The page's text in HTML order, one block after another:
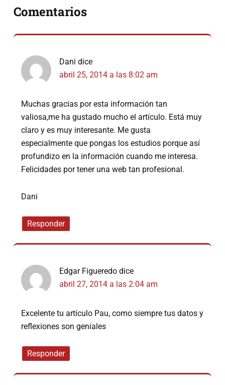
Interacciones
con
lectores
Comentarios
Dani dice
abril 25, 2014 a las 8:02 am
Muchas gracias por esta información tan
valiosa,me ha gustado mucho el artículo. Está muy
claro y es muy interesante. Me gusta
especialmente que pongas los estudios porque así
profundizo en la información cuando me interesa.
Felicidades por tener una web tan profesional.
Dani
Responder
Edgar Figueredo dice
abril 27, 2014 a las 2:04 am
Excelente tu artículo Pau, como siempre tus datos y
reflexiones son geniales
Responder